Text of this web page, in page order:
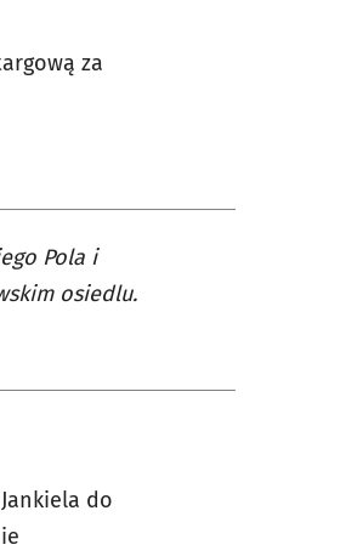
za
Pola i
osiedlu.
do